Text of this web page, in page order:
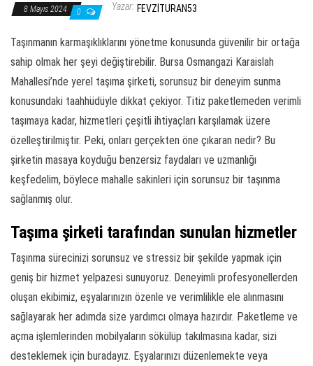
8 Mayıs 2024 0 Yazar: FEVZITURAN53
Taşınmanın karmaşıklıklarını yönetme konusunda güvenilir bir ortağa
sahip olmak her şeyi değiştirebilir. Bursa Osmangazi Karaislah
Mahallesi’nde yerel taşıma şirketi, sorunsuz bir deneyim sunma
konusundaki taahhüdüyle dikkat çekiyor. Titiz paketlemeden verimli
taşımaya kadar, hizmetleri çeşitli ihtiyaçları karşılamak üzere
özelleştirilmiştir. Peki, onları gerçekten öne çıkaran nedir? Bu
şirketin masaya koyduğu benzersiz faydaları ve uzmanlığı
keşfedelim, böylece mahalle sakinleri için sorunsuz bir taşınma
sağlanmış olur.
Taşıma şirketi tarafından sunulan hizmetler
Taşınma sürecinizi sorunsuz ve stressiz bir şekilde yapmak için
geniş bir hizmet yelpazesi sunuyoruz. Deneyimli profesyonellerden
oluşan ekibimiz, eşyalarınızın özenle ve verimlilikle ele alınmasını
sağlayarak her adımda size yardımcı olmaya hazırdır. Paketleme ve
açma işlemlerinden mobilyaların sökülüp takılmasına kadar, sizi
desteklemek için buradayız. Eşyalarınızı düzenlemekte veya